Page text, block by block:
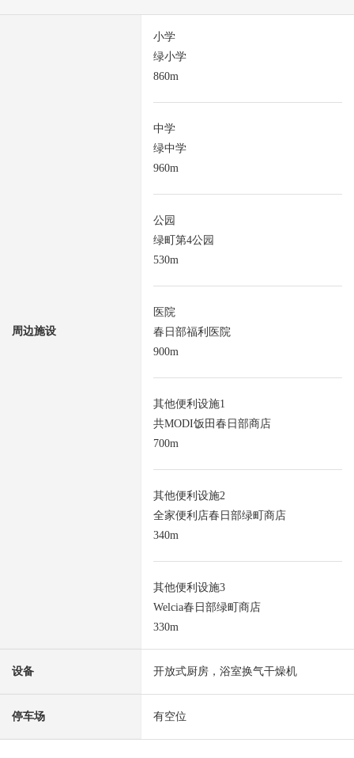
周边施设
小学
绿小学
860m
中学
绿中学
960m
公园
绿町第4公园
530m
医院
春日部福利医院
900m
其他便利设施1
共MODI饭田春日部商店
700m
其他便利设施2
全家便利店春日部绿町商店
340m
其他便利设施3
Welcia春日部绿町商店
330m
设备 开放式厨房，浴室换气干燥机
停车场 有空位